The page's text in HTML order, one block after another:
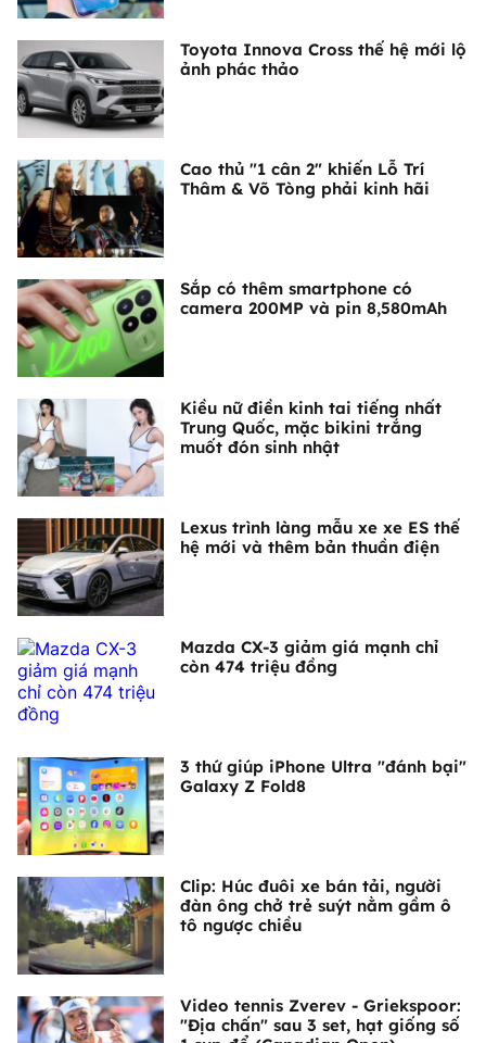
Toyota Innova Cross thế hệ mới lộ
ảnh phác thảo
Cao thủ "1 cân 2" khiến Lỗ Trí
Thâm & Võ Tòng phải kinh hãi
Sắp có thêm smartphone có
camera 200MP và pin 8,580mAh
Kiều nữ điền kinh tai tiếng nhất
Trung Quốc, mặc bikini trắng
muốt đón sinh nhật
Lexus trình làng mẫu xe xe ES thế
hệ mới và thêm bản thuần điện
Mazda CX-3 giảm giá mạnh chỉ
còn 474 triệu đồng
3 thứ giúp iPhone Ultra "đánh bại"
Galaxy Z Fold8
Clip: Húc đuôi xe bán tải, người
đàn ông chở trẻ suýt nằm gầm ô
tô ngược chiều
Video tennis Zverev - Griekspoor:
"Địa chấn" sau 3 set, hạt giống số